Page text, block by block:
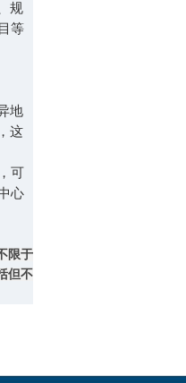
规
等
地
这
可
心
限于
但不